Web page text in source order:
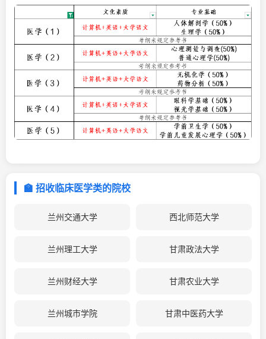
🏫 招收临床医学类的院校
兰州交通大学 西北师范大学
兰州理工大学 甘肃政法大学
兰州财经大学 甘肃农业大学
兰州城市学院 甘肃中医药大学